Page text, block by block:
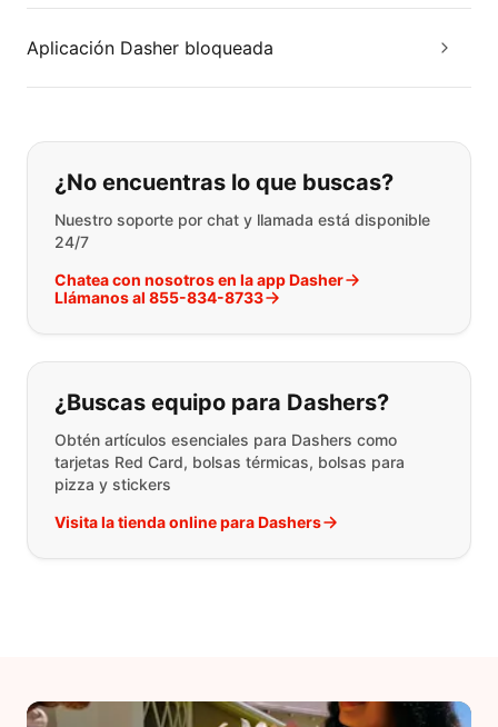
Aplicación Dasher bloqueada
Si no puede encontrar lo que está
¿No encuentras lo que buscas?
Nuestro soporte por chat y llamada está disponible
24/7
Chatea con nosotros en la app Dasher
Llámanos al 855-834-8733
¿Buscas equipo para Dashers?
Obtén artículos esenciales para Dashers como
tarjetas Red Card, bolsas térmicas, bolsas para
pizza y stickers
Visita la tienda online para Dashers